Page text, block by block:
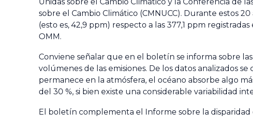
sobre el Cambio Climático (CMNUCC). Durante estos
(esto es, 42,9 ppm) respecto a las 377,1 ppm
OMM.
Conviene señalar que en el boletín se informa sobre
volúmenes de las emisiones. De los datos analizados
permanece en la atmósfera, el océano absorbe algo
del 30 %, si bien existe una considerable variabilidad
El boletín complementa el Informe sobre la disparidad